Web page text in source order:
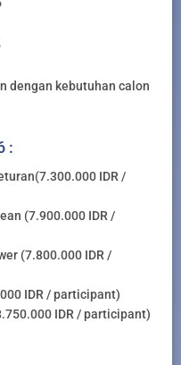
dengan kebutuhan calon
:
IDR /
(7.900.000 IDR /
(7.800.000 IDR /
IDR / participant)
IDR / participant)